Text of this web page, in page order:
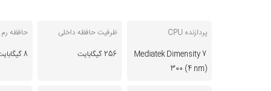
پردازنده CPU
Mediatek Dimensity 7
300 (4 nm)
ظرفیت حافظه داخلی
256 گیگابایت
حافظه رم RAM
8 گیگابایت